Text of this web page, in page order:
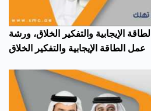
الإيجابية والتفكير الخلاق، ورشة
عمل الطاقة الإيجابية والتفكير الخلاق